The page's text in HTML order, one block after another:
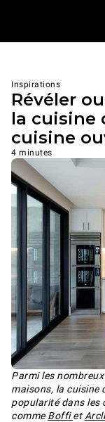
Inspirations
Révéler
la cuisine
cuisine
4 minutes
Parmi les
maisons, la cuisine
popularité dans les
comme Boffiet